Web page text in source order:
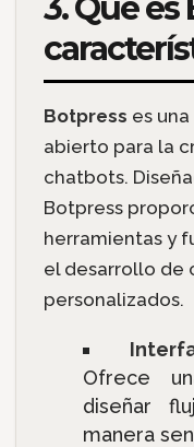
3. Qué es
Botpress es
abierto para la
chatbots.
Botpress
herramientas y
el desarrollo de
personalizados.
Ofrece
diseñar
manera